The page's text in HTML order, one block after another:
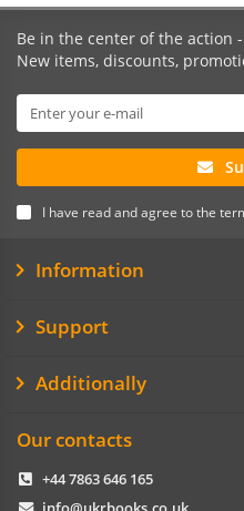
Be in the center of the action
New items, discounts,
I have read and agree to the
Information
Support
Additionally
Our contacts
+44 7863 646 165